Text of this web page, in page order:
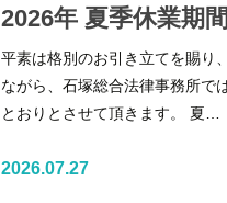
2026年 夏季休業期
平素は格別のお引き立てを賜り
ながら、石塚総合法律事務所で
とおりとさせて頂きます。 夏…
2026.07.27